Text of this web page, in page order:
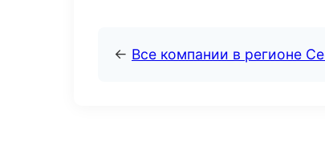
← Все компании в регионе